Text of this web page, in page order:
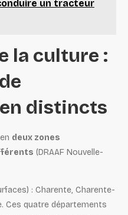
un tracteur
la culture :
distincts
deux zones
(DRAAF Nouvelle-
: Charente, Charente-
Ces quatre départements